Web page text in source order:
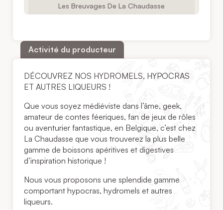
Les Breuvages De La Chaudasse
Activité du producteur
DÉCOUVREZ NOS HYDROMELS, HYPOCRAS
ET AUTRES LIQUEURS !
Que vous soyez médiéviste dans l’âme, geek,
amateur de contes féeriques, fan de jeux de rôles
ou aventurier fantastique, en Belgique, c’est chez
La Chaudasse que vous trouverez la plus belle
gamme de boissons apéritives et digestives
d’inspiration historique !
Nous vous proposons une splendide gamme
comportant hypocras, hydromels et autres
liqueurs.